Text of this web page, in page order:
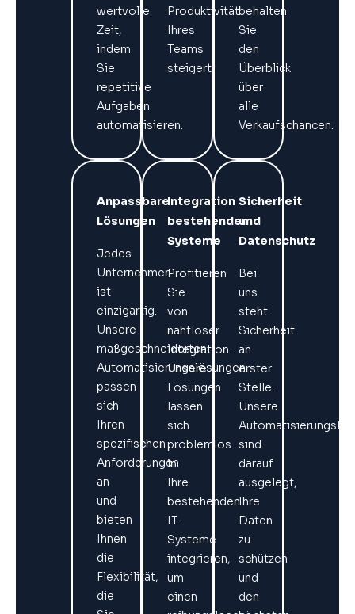
wertvolle
Zeit,
indem
Sie
repetitive
Aufgaben
automatisieren.
Produktivität
Ihres
Teams
steigert.
behalten
Sie
den
Überblick
über
alle
Verkaufschancen.
Anpassbare
Lösungen
Jedes
Unternehmen
ist
einzigartig.
Unsere
maßgeschneiderten
Automatisierungslösungen
passen
sich
Ihren
spezifischen
Anforderungen
an
und
bieten
Ihnen
die
Flexibilität,
die
Integration
bestehender
Systeme
Profitieren
Sie
von
nahtloser
Integration.
Unsere
Lösungen
lassen
sich
problemlos
in
Ihre
bestehenden
IT-
Systeme
integrieren,
um
einen
Sicherheit
und
Datenschutz
Bei
uns
steht
Sicherheit
an
erster
Stelle.
Unsere
sind
darauf
ausgelegt,
Ihre
Daten
zu
schützen
und
den